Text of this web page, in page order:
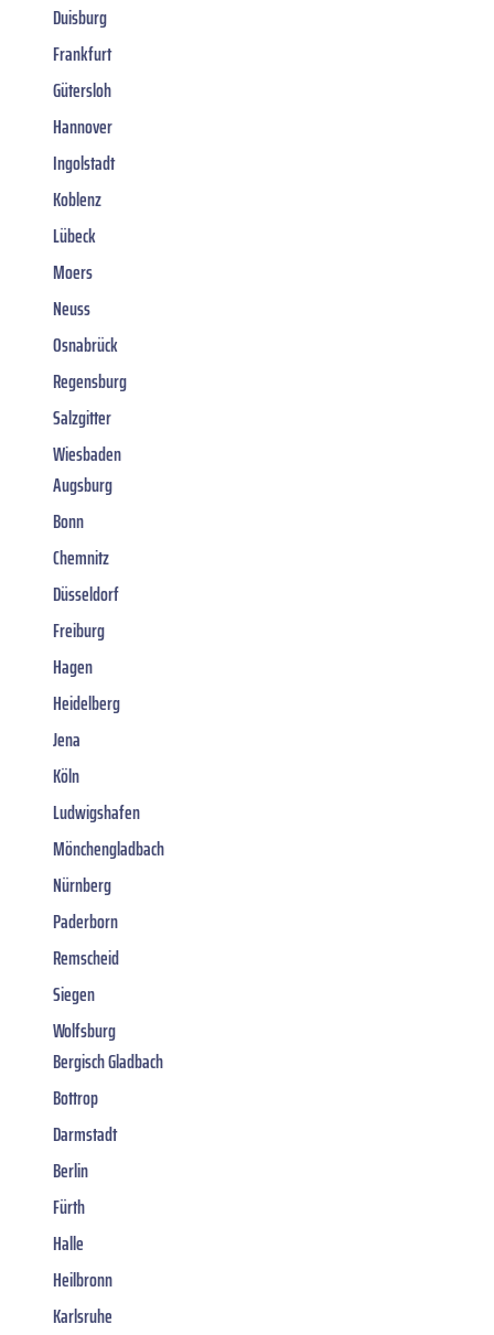
Duisburg
Frankfurt
Gütersloh
Hannover
Ingolstadt
Koblenz
Lübeck
Moers
Neuss
Osnabrück
Regensburg
Salzgitter
Wiesbaden
Augsburg
Bonn
Chemnitz
Düsseldorf
Freiburg
Hagen
Heidelberg
Jena
Köln
Ludwigshafen
Mönchengladbach
Nürnberg
Paderborn
Remscheid
Siegen
Wolfsburg
Bergisch Gladbach
Bottrop
Darmstadt
Berlin
Fürth
Halle
Heilbronn
Karlsruhe